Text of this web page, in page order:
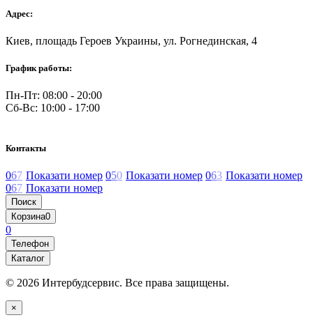
Адрес:
Киев, площадь Героев Украины, ул. Рогнединская, 4
График работы:
Пн-Пт: 08:00 - 20:00
Сб-Вс: 10:00 - 17:00
Контакты
067 Показати номер 050 Показати номер 063 Показати номер
067 Показати номер
Поиск
Корзина0
0
Телефон
Каталог
© 2026 Интербудсервис. Все права защищены.
×